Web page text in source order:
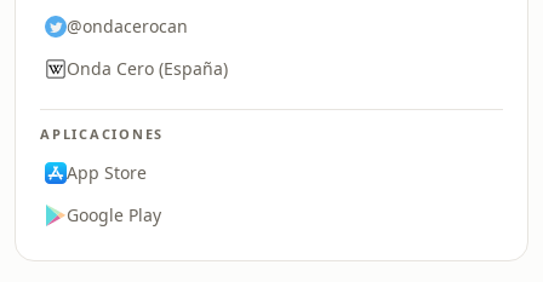
@ondacerocan
Onda Cero (España)
APLICACIONES
App Store
Google Play